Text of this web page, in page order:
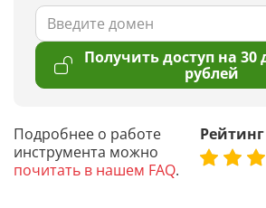
Получить доступ на 30
рублей
Подробнее о работе
инструмента можно
почитать в нашем FAQ.